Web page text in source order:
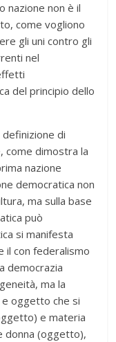
nazione non è il
come vogliono
gli uni contro gli
nel
del principio dello
definizione di
come dimostra la
nazione
democratica non
ma sulla base
può
si manifesta
il con federalismo
democrazia
ma la
oggetto che si
e materia
donna (oggetto),